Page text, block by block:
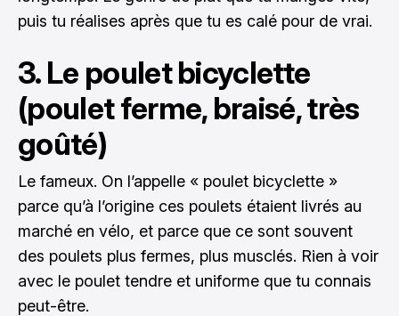
puis tu réalises après que tu es calé pour de vrai.
3. Le poulet bicyclette
(poulet ferme, braisé, très
goûté)
Le fameux. On l’appelle « poulet bicyclette »
parce qu’à l’origine ces poulets étaient livrés au
marché en vélo, et parce que ce sont souvent
des poulets plus fermes, plus musclés. Rien à voir
avec le poulet tendre et uniforme que tu connais
peut-être.